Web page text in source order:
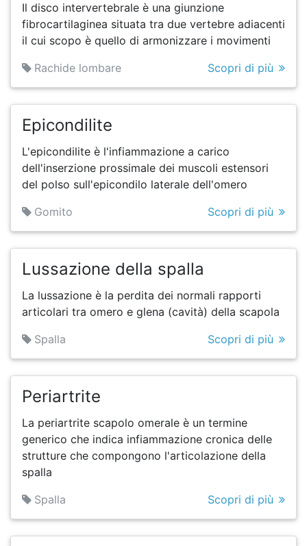
Il disco intervertebrale è una giunzione
fibrocartilaginea situata tra due vertebre adiacenti
il cui scopo è quello di armonizzare i movimenti
Rachide lombare
Scopri di più
Epicondilite
L'epicondilite è l'infiammazione a carico
dell'inserzione prossimale dei muscoli estensori
del polso sull'epicondilo laterale dell'omero
Gomito
Scopri di più
Lussazione della spalla
La lussazione è la perdita dei normali rapporti
articolari tra omero e glena (cavità) della scapola
Spalla
Scopri di più
Periartrite
La periartrite scapolo omerale è un termine
generico che indica infiammazione cronica delle
strutture che compongono l'articolazione della
spalla
Spalla
Scopri di più